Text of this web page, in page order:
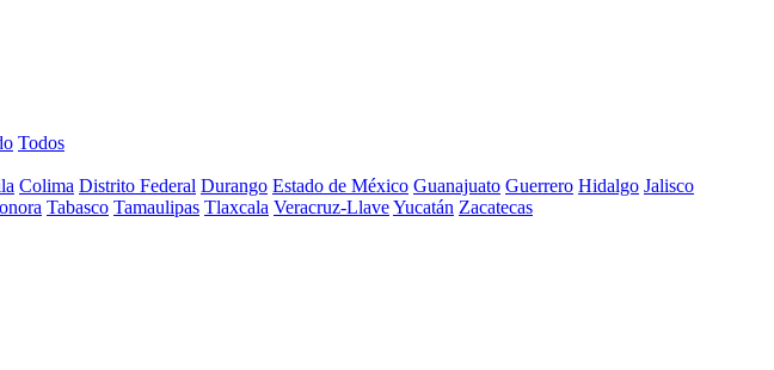
Todos
Colima Distrito Federal Durango Estado de México Guanajuato Guerrero Hidalgo Jalisco
Tabasco Tamaulipas Tlaxcala Veracruz-LlaveYucatán Zacatecas